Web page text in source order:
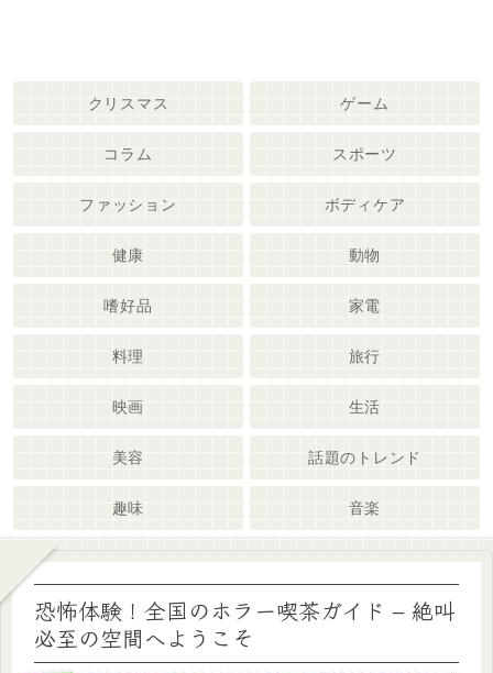
クリスマス ゲーム
コラム スポーツ
ファッション ボディケア
健康 動物
嗜好品 家電
料理 旅行
映画 生活
美容 話題のトレンド
趣味 音楽
恐怖体験！全国のホラー喫茶ガイド – 絶叫
必至の空間へようこそ